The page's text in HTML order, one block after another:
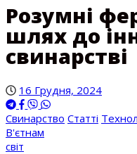
Розумні
шлях до
свинарстві
16 Грудня, 2024
Свинарство Статті
В'єтнам
світ